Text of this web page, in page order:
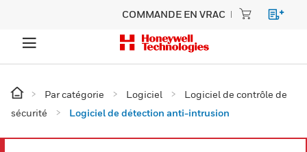
COMMANDE EN VRAC
Par catégorie Logiciel
Logiciel de contrôle de
sécurité
Logiciel de détection anti-intrusion